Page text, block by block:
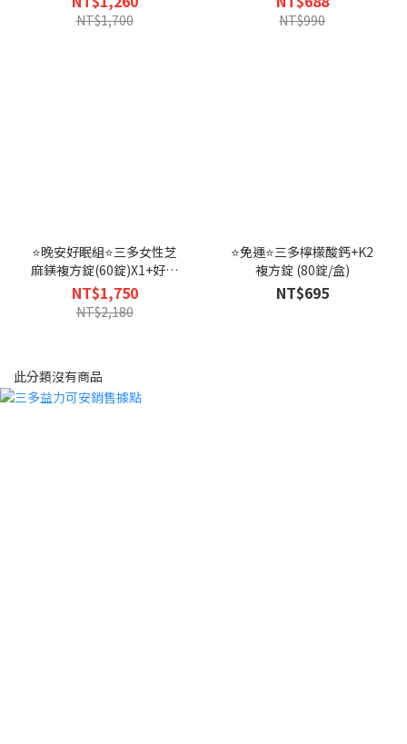
恕不折抵購物金
NT$1,700
購物金
NT$990
⭐晚安好眠組⭐三多女性芝
麻鎂複方錠(60錠)X1+好入
睡芝麻萃取物+色胺酸植物
性膠囊 (60粒)X2-恕不折抵
購物金
NT$1,750
NT$2,180
⭐免運⭐三多檸檬酸鈣+K2
複方錠 (80錠/盒)
NT$695
此分類沒有商品